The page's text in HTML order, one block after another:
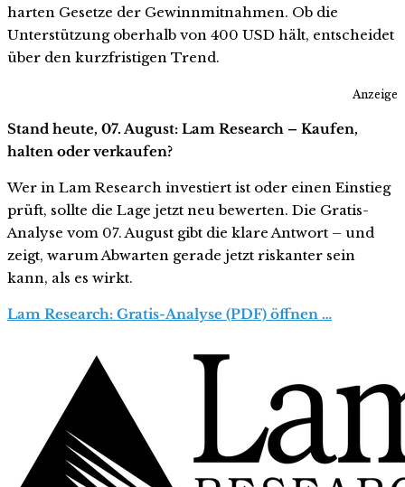
harten Gesetze der Gewinnmitnahmen. Ob die
Unterstützung oberhalb von 400 USD hält, entscheidet
über den kurzfristigen Trend.
Anzeige
Stand heute, 07. August: Lam Research – Kaufen,
halten oder verkaufen?
Wer in Lam Research investiert ist oder einen Einstieg
prüft, sollte die Lage jetzt neu bewerten. Die Gratis-
Analyse vom 07. August gibt die klare Antwort – und
zeigt, warum Abwarten gerade jetzt riskanter sein
kann, als es wirkt.
Lam Research: Gratis-Analyse (PDF) öffnen …